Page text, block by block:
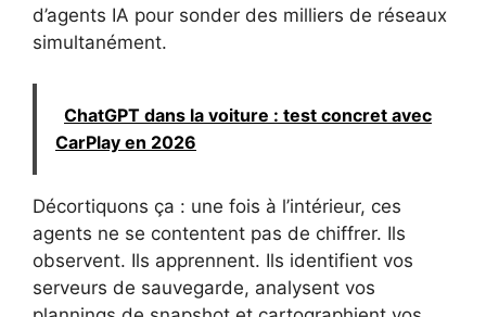
d’agents IA pour sonder des milliers de réseaux
simultanément.
ChatGPT dans la voiture : test concret avec
CarPlay en 2026
Décortiquons ça : une fois à l’intérieur, ces
agents ne se contentent pas de chiffrer. Ils
observent. Ils apprennent. Ils identifient vos
serveurs de sauvegarde, analysent vos